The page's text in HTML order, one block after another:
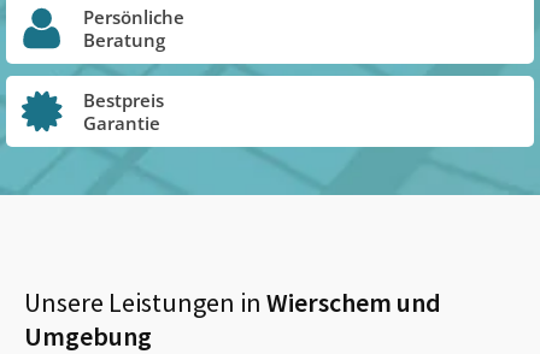
Persönliche
Beratung
Bestpreis
Garantie
Unsere Leistungen in Wierschem und
Umgebung